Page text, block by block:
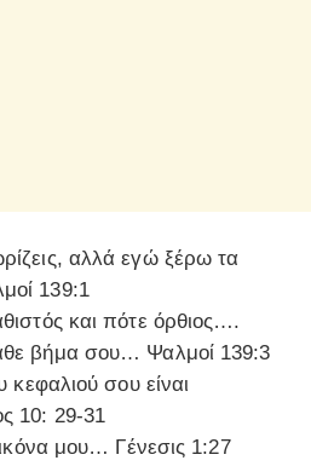
αλλά εγώ ξέρω τα
139:1
και πότε όρθιος….
βήμα σου… Ψαλμοί 139:3
κεφαλιού σου είναι
10: 29-31
μου… Γένεσις 1:27